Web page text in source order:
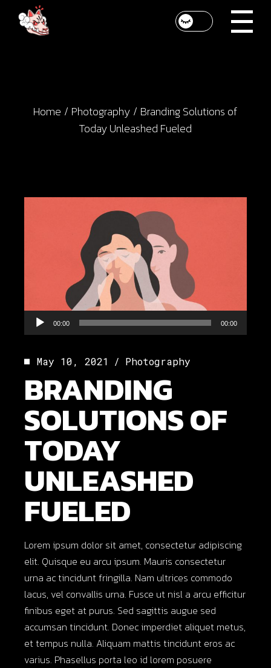
Home Photography
Branding Solutions of
Today Unleashed Fueled
Audio
Player
00:00 00:00
May 10, 2021 Photography
BRANDING
SOLUTIONS OF
TODAY
UNLEASHED
FUELED
Lorem ipsum dolor sit amet, consectetur adipiscing
elit. Quisque eu arcu ipsum. Mauris consectetur
urna ac tincidunt fringilla. Nam ultrices commodo
lacus, vel convallis urna. Fusce ut nisl a arcu efficitur
finibus eget at purus. Sed sagittis augue sed
accumsan tincidunt. Donec imperdiet aliquet metus,
et tempus nulla. Aliquam mattis tincidunt eros ac
varius. Phasellus porta leo id lorem posuere